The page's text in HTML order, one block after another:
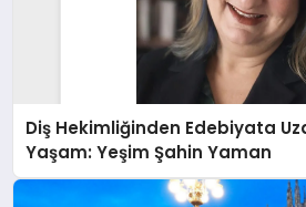
Diş Hekimliğinden Edebiyata
Yaşam: Yeşim Şahin Yaman